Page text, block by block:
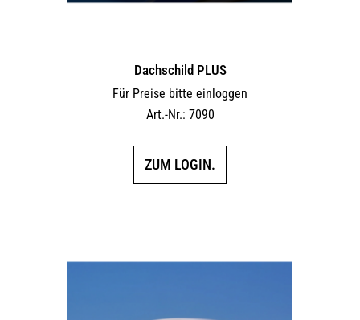
Dachschild PLUS
Für Preise bitte einloggen
Art.-Nr.: 7090
ZUM LOGIN.